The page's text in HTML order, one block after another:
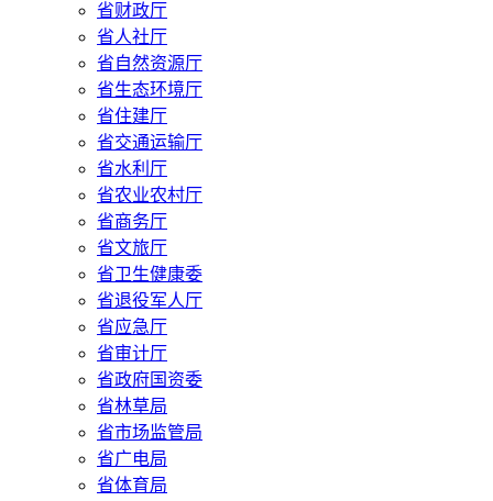
省财政厅
省人社厅
省自然资源厅
省生态环境厅
省住建厅
省交通运输厅
省水利厅
省农业农村厅
省商务厅
省文旅厅
省卫生健康委
省退役军人厅
省应急厅
省审计厅
省政府国资委
省林草局
省市场监管局
省广电局
省体育局